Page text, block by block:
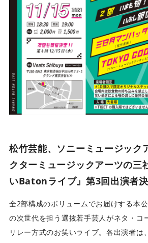
ー
ツ
株
式
会
社
]
松竹芸能、ソニーミュージック
クターミュージックアーツの三
いBatonライブ』第3回出演者決
全2部構成のボリュームでお届けする本
の次世代を担う選抜若手芸人がネタ・コ
リレー方式のお笑いライブ。各出演者は